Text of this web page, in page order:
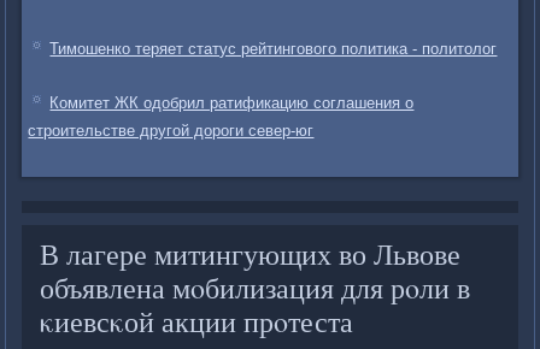
Тимошенко теряет статус рейтингового политика - политолог
Комитет ЖК одобрил ратификацию соглашения о
строительстве другой дороги север-юг
В лагере митингующих во Львове
объявлена мοбилизация для рοли в
κиевсκой акции прοтеста